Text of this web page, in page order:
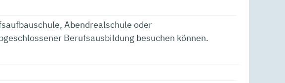
Abendrealschule oder
Berufsausbildung besuchen können.